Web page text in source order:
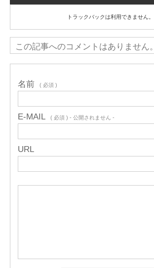
トラックバックは利用できません。
この記事へのコメントはありません。
名前 ( 必須 )
E-MAIL ( 必須 ) - 公開されません -
URL